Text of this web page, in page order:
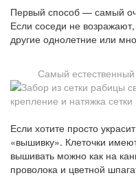
Первый способ — самый
Если соседи не
другие однолетние или
Самый
Если хотите просто
«вышивку». Клеточки
вышивать можно как на
проволока и цветной